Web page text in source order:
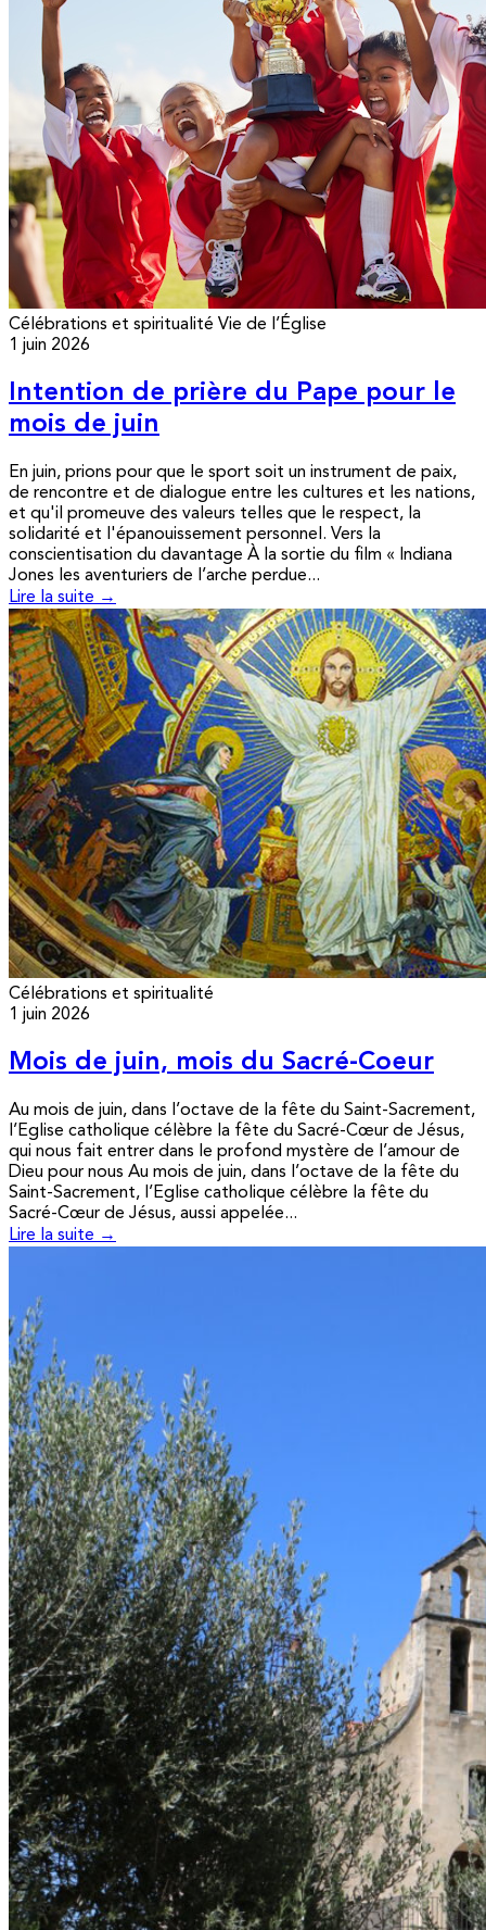
Célébrations et spiritualité Vie de l’Église
1 juin 2026
Intention de prière du Pape pour le
mois de juin
En juin, prions pour que le sport soit un instrument de paix,
de rencontre et de dialogue entre les cultures et les nations,
et qu'il promeuve des valeurs telles que le respect, la
solidarité et l'épanouissement personnel. Vers la
conscientisation du davantage À la sortie du film « Indiana
Jones les aventuriers de l’arche perdue...
Lire la suite →
Célébrations et spiritualité
1 juin 2026
Mois de juin, mois du Sacré-Coeur
Au mois de juin, dans l’octave de la fête du Saint-Sacrement,
l’Eglise catholique célèbre la fête du Sacré-Cœur de Jésus,
qui nous fait entrer dans le profond mystère de l’amour de
Dieu pour nous Au mois de juin, dans l’octave de la fête du
Saint-Sacrement, l’Eglise catholique célèbre la fête du
Sacré-Cœur de Jésus, aussi appelée...
Lire la suite →